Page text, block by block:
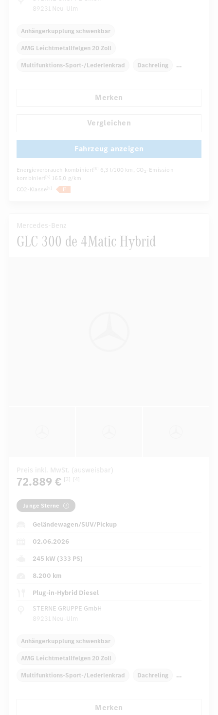
89231 Neu-Ulm
Anhängerkupplung schwenkbar
AMG Leichtmetallfelgen 20 Zoll
Multifunktions-Sport-/Lederlenkrad Dachreling
Armauflage Fahrer/Beifahrer
Merken
Vergleichen
Fahrzeug anzeigen
Energieverbrauch kombiniert [5] 6,3 l/100 km, CO 2-Emission
kombiniert [5] 165,0 g/km
CO2-Klasse [5]
Mercedes-Benz
GLC 300 de 4Matic Hybrid
Preis inkl. MwSt. (ausweisbar)
72.889 € [3] [4]
Junge Sterne
Geländewagen/SUV/Pickup
02.06.2026
245 kW (333 PS)
8.200 km
Plug-in-Hybrid Diesel
STERNE GRUPPE GmbH
89231 Neu-Ulm
Anhängerkupplung schwenkbar
AMG Leichtmetallfelgen 20 Zoll
Multifunktions-Sport-/Lederlenkrad Dachreling
Laderaumabdeckung
Merken